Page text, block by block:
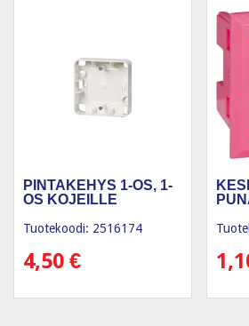
PINTAKEHYS 1-OS, 1-
OS KOJEILLE
Tuotekoodi: 2516174
4,50 €